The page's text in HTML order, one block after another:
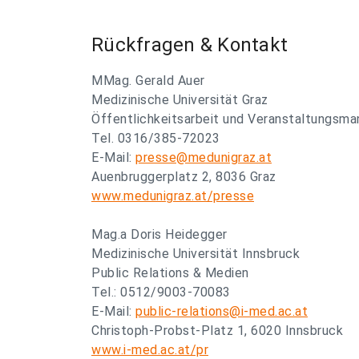
Rückfragen & Kontakt
MMag. Gerald Auer
Medizinische Universität Graz
Öffentlichkeitsarbeit und
Tel. 0316/385-72023
E-Mail: presse@medunigraz.at
Auenbruggerplatz 2, 8036 Graz
www.medunigraz.at/presse
Mag.a Doris Heidegger
Medizinische Universität Innsbruck
Public Relations & Medien
Tel.: 0512/9003-70083
E-Mail: public-relations@i-med.ac.at
Christoph-Probst-Platz 1, 6020 Innsbruck
www.i-med.ac.at/pr